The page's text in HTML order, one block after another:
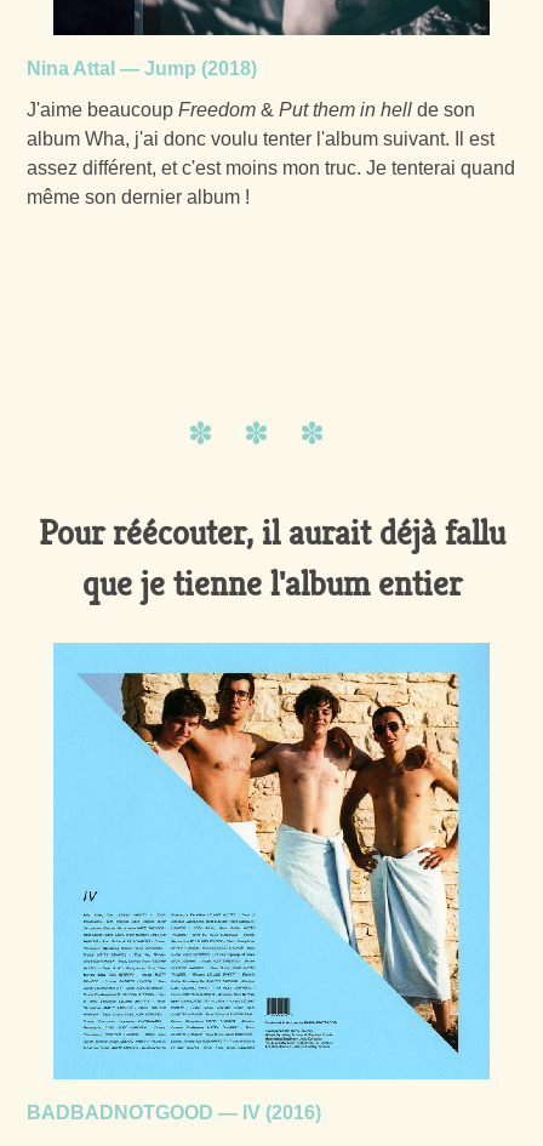
Nina Attal —Jump (2018)
J'aime beaucoupFreedom &Put them in hell de son
album Wha, j'ai donc voulu tenter l'album suivant. Il est
assez différent, et c'est moins mon truc. Je tenterai quand
même son dernier album !
Pour réécouter, il aurait déjà fallu
que je tienne l'album entier
BADBADNOTGOOD — IV (2016)